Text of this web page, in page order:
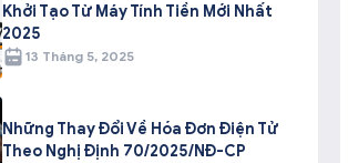
Khởi Tạo Từ Máy Tính Tiền Mới Nhất
2025
13 Tháng 5, 2025
Những Thay Đổi Về Hóa Đơn Điện Tử
Theo Nghị Định 70/2025/NĐ-CP